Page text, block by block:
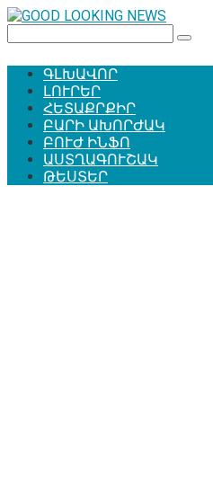
Перейти
контенту
ԳԼԽԱՎՈՐ
ԼՈՒՐԵՐ
ՀԵՏԱՔՐՔԻՐ
ԲԱՐԻ ԱԽՈՐԺԱԿ
ԲՈՒԺ ԻՆՖՈ
ԱՍՏՂԱԳՈՒՇԱԿ
ԹԵՍՏԵՐ